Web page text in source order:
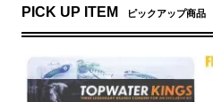
PICK UP ITEM ピックアップ商品